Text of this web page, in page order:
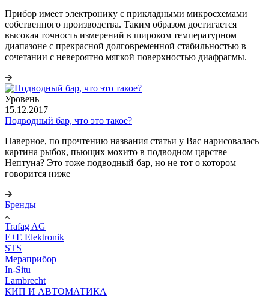
Прибор имеет электронику с прикладными микросхемами
собственного производства. Таким образом достигается
высокая точность измерений в широком температурном
диапазоне с прекрасной долговременной стабильностью в
сочетании с невероятно мягкой поверхностью диафрагмы.
Уровень —
15.12.2017
Подводный бар, что это такое?
Наверное, по прочтению названия статьи у Вас нарисовалась
картина рыбок, пьющих мохито в подводном царстве
Нептуна? Это тоже подводный бар, но не тот о котором
говорится ниже
Бренды
Trafag AG
E+E Elektronik
STS
Мераприбор
In-Situ
Lambrecht
КИП И АВТОМАТИКА